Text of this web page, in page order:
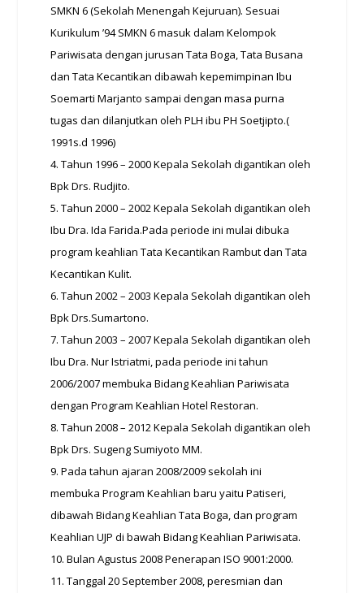
SMKN 6 (Sekolah Menengah Kejuruan). Sesuai
Kurikulum ’94 SMKN 6 masuk dalam Kelompok
Pariwisata dengan jurusan Tata Boga, Tata Busana
dan Tata Kecantikan dibawah kepemimpinan Ibu
Soemarti Marjanto sampai dengan masa purna
tugas dan dilanjutkan oleh PLH ibu PH Soetjipto.(
1991s.d 1996)
4. Tahun 1996 – 2000 Kepala Sekolah digantikan oleh
Bpk Drs. Rudjito.
5. Tahun 2000 – 2002 Kepala Sekolah digantikan oleh
Ibu Dra. Ida Farida.Pada periode ini mulai dibuka
program keahlian Tata Kecantikan Rambut dan Tata
Kecantikan Kulit.
6. Tahun 2002 – 2003 Kepala Sekolah digantikan oleh
Bpk Drs.Sumartono.
7. Tahun 2003 – 2007 Kepala Sekolah digantikan oleh
Ibu Dra. Nur Istriatmi, pada periode ini tahun
2006/2007 membuka Bidang Keahlian Pariwisata
dengan Program Keahlian Hotel Restoran.
8. Tahun 2008 – 2012 Kepala Sekolah digantikan oleh
Bpk Drs. Sugeng Sumiyoto MM.
9. Pada tahun ajaran 2008/2009 sekolah ini
membuka Program Keahlian baru yaitu Patiseri,
dibawah Bidang Keahlian Tata Boga, dan program
Keahlian UJP di bawah Bidang Keahlian Pariwisata.
10. Bulan Agustus 2008 Penerapan ISO 9001:2000.
11. Tanggal 20 September 2008, peresmian dan